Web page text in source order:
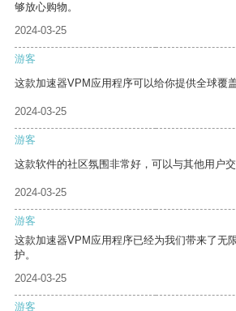
够放心购物。
2024-03-25
游客
这款加速器VPM应用程序可以给你提供全球覆
2024-03-25
游客
这款软件的社区氛围非常好，可以与其他用户交
2024-03-25
游客
这款加速器VPM应用程序已经为我们带来了无
护。
2024-03-25
游客